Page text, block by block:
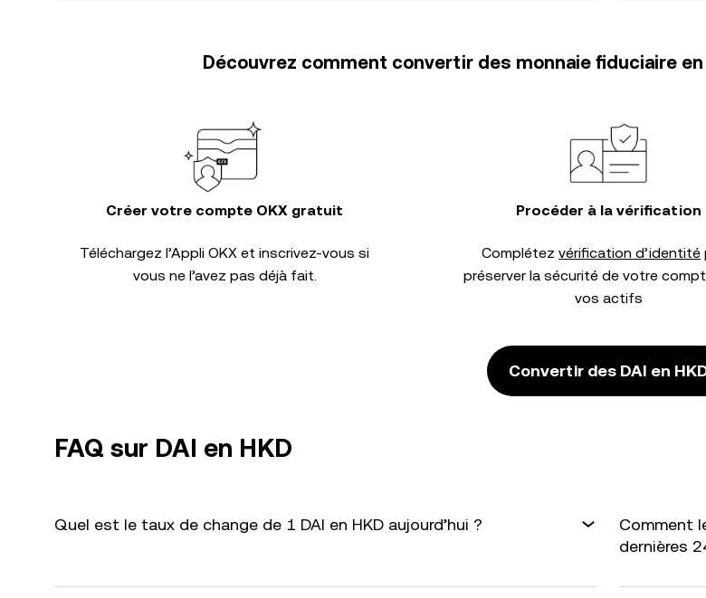
Découvrez comment convertir des monnaie fiduciaire
Créer votre compte OKX gratuit
Téléchargez l’Appli OKX et inscrivez-vous si
vous ne l’avez pas déjà fait.
Procéder à la vérification
Complétez vérification d’identité
préserver la sécurité de votre
vos actifs
Convertir des DAI en
FAQ sur DAI en HKD
Quel est le taux de change de 1 DAI en HKD aujourd’hui ?
Comment
dernières